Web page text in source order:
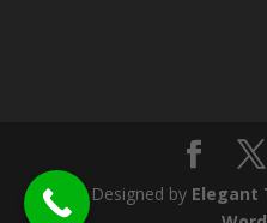
Designed by Elegant